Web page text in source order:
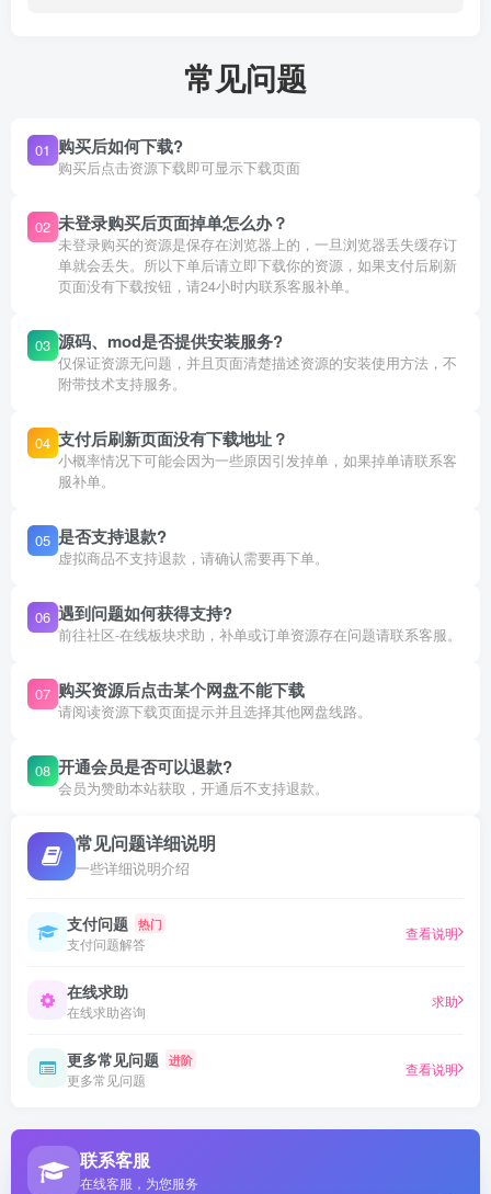
常见问题
01 购买后如何下载?
购买后点击资源下载即可显示下载页面
02 未登录购买后页面掉单怎么办？
未登录购买的资源是保存在浏览器上的，一旦浏览器丢失缓存订
单就会丢失。所以下单后请立即下载你的资源，如果支付后刷新
页面没有下载按钮，请24小时内联系客服补单。
03 源码、mod是否提供安装服务?
仅保证资源无问题，并且页面清楚描述资源的安装使用方法，不
附带技术支持服务。
04 支付后刷新页面没有下载地址？
小概率情况下可能会因为一些原因引发掉单，如果掉单请联系客
服补单。
05 是否支持退款?
虚拟商品不支持退款，请确认需要再下单。
06 遇到问题如何获得支持?
前往社区-在线板块求助，补单或订单资源存在问题请联系客服。
07 购买资源后点击某个网盘不能下载
请阅读资源下载页面提示并且选择其他网盘线路。
08 开通会员是否可以退款?
会员为赞助本站获取，开通后不支持退款。
常见问题详细说明
一些详细说明介绍
支付问题 热门
支付问题解答
查看说明
在线求助
在线求助咨询
求助
更多常见问题 进阶
更多常见问题
查看说明
联系客服
在线客服，为您服务